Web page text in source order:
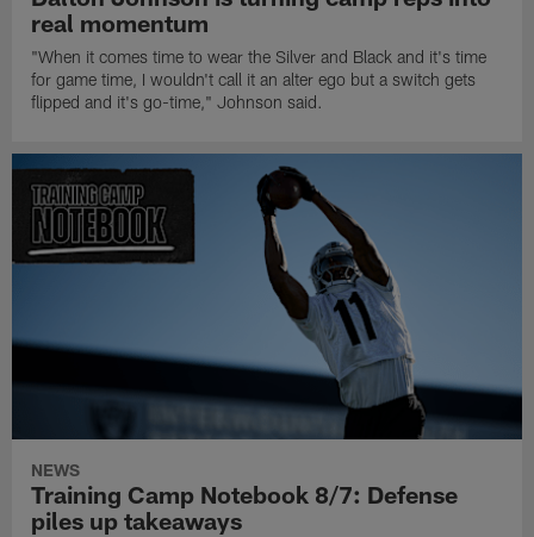
real momentum
"When it comes time to wear the Silver and Black and it's time
for game time, I wouldn't call it an alter ego but a switch gets
flipped and it's go-time," Johnson said.
NEWS
Training Camp Notebook 8/7: Defense
piles up takeaways